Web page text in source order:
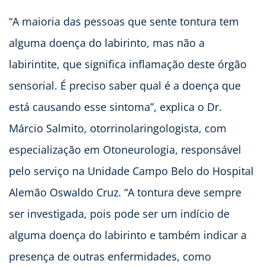
“A maioria das pessoas que sente tontura tem
alguma doença do labirinto, mas não a
labirintite, que significa inflamação deste órgão
sensorial. É preciso saber qual é a doença que
está causando esse sintoma”, explica o Dr.
Márcio Salmito, otorrinolaringologista, com
especialização em Otoneurologia, responsável
pelo serviço na Unidade Campo Belo do Hospital
Alemão Oswaldo Cruz. “A tontura deve sempre
ser investigada, pois pode ser um indício de
alguma doença do labirinto e também indicar a
presença de outras enfermidades, como